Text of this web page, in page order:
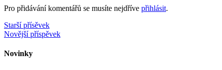
Pro přidávání komentářů se musíte nejdříve přihlásit.
Navigace
pro
příspěvek
Starší přísěvek
Novější příspěvek
Novinky